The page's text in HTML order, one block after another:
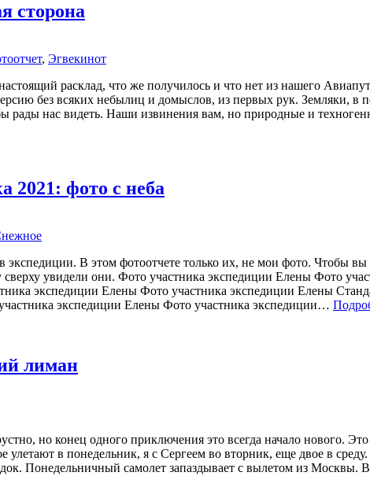
сторона
, Эгвекинот
расклад, что же получилось и что нет из нашего
без всяких небылиц и домыслов, из первых рук. Земляки, в
рады нас видеть. Наши извинения вам, но природные и
2021: фото с неба
экспедиции. В этом фотоотчете только их, не мои фото. Чтобы вы
увидели они. Фото участника экспедиции Елены Фото
экспедиции Елены Фото участника экспедиции Елены
экспедиции Елены Фото участника экспедиции…
лиман
но конец одного приключения это всегда начало нового.
улетают в понедельник, я с Сергеем во вторник, еще двое в среду.
Понедельничный самолет запаздывает с вылетом из Москвы.